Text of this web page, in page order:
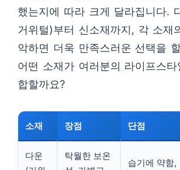
했는지에 따라 크게 달라집니다.
거위털)부터 신소재까지, 각 소재
악하면 더욱 만족스러운 선택을
어떤 소재가 여러분의 라이프스
합할까요?
소재 장점 단점
다운
탁월한 보온
습기에 약함,